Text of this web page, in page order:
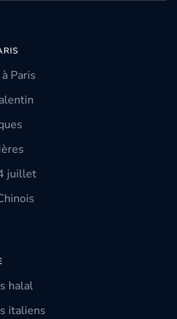
Paris
juillet
halal
italiens